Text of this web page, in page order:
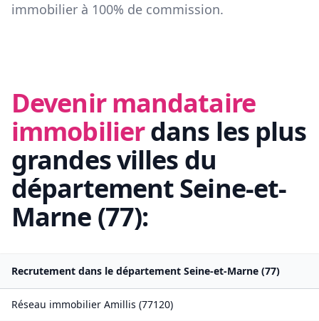
immobilier à 100% de commission.
Devenir mandataire
immobilierdans les plus
grandes villes du
départementSeine-et-
Marne (77):
Recrutement dans le département Seine-et-Marne (77)
Réseau immobilier Amillis (77120)